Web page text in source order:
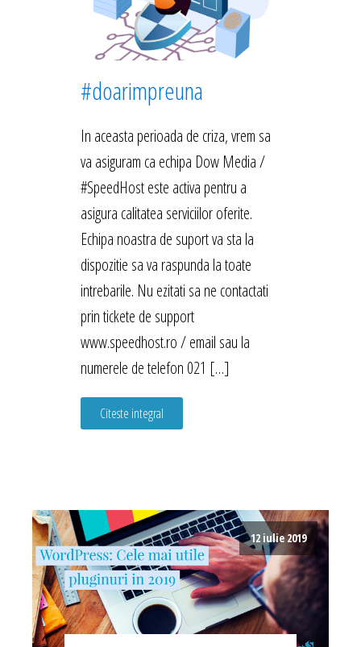
#doarimpreuna
In aceasta perioada de criza, vrem sa
va asiguram ca echipa Dow Media /
#SpeedHost este activa pentru a
asigura calitatea serviciilor oferite.
Echipa noastra de suport va sta la
dispozitie sa va raspunda la toate
intrebarile. Nu ezitati sa ne contactati
prin tickete de support
www.speedhost.ro / email sau la
numerele de telefon 021 […]
Citeste integral
12 iulie 2019